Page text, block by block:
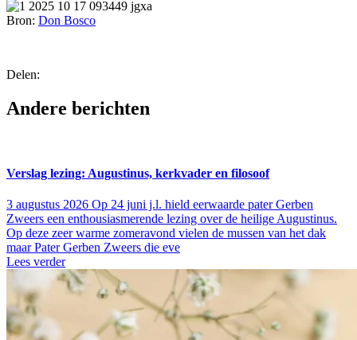
Bron: Don Bosco
Delen:
Andere berichten
Verslag lezing: Augustinus, kerkvader en filosoof
3 augustus 2026 Op 24 juni j.l. hield eerwaarde pater Gerben
Zweers een enthousiasmerende lezing over de heilige Augustinus.
Op deze zeer warme zomeravond vielen de mussen van het dak
maar Pater Gerben Zweers die eve
Lees verder